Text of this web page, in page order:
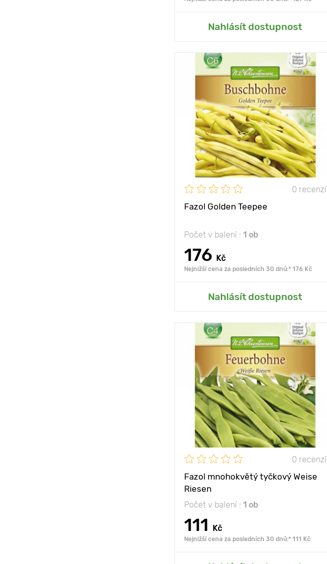
Nahlásít dostupnost
Přidat do mé zahrady
0 recenzí
Fazol Golden Teepee
Počet v balení : 1 ob
176 Kč
Nejnižší cena za posledních 30 dnů:* 176 Kč
Nahlásít dostupnost
slunce, polostín
dlouhé, masité lusky
Výška rostliny 30 - 40 cm
Vzdálenost mezi
rostlinami
10 х 40 cm
Přidat do mé zahrady
0 recenzí
Fazol mnohokvětý tyčkový Weise
Riesen
Počet v balení : 1 ob
111 Kč
Nejnižší cena za posledních 30 dnů:* 111 Kč
slunce, polostín
Vlastnosti dlouhé, masité lusky
Výška rostliny 30 - 40 cm
Vzdálenost mezi
rostlinami
50 - 80 cm